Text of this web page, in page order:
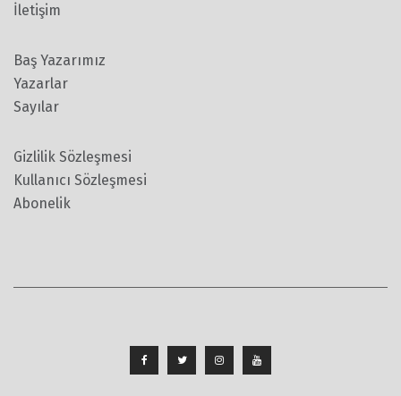
İletişim
Baş Yazarımız
Yazarlar
Sayılar
Gizlilik Sözleşmesi
Kullanıcı Sözleşmesi
Abonelik